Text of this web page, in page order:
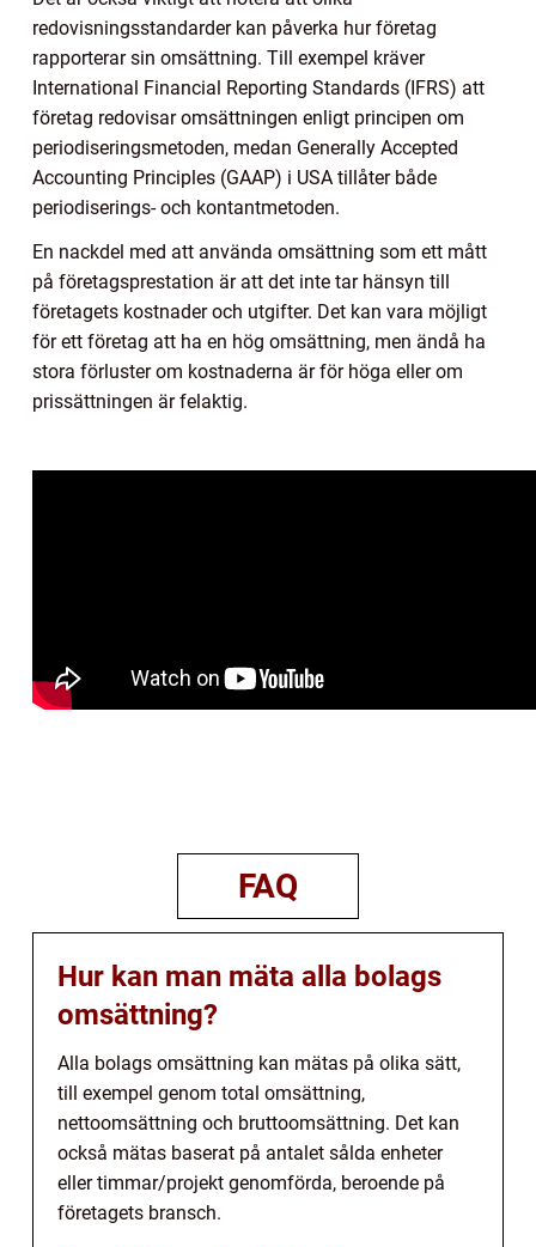
redovisningsstandarder kan påverka hur företag
rapporterar sin omsättning. Till exempel kräver
International Financial Reporting Standards (IFRS) att
företag redovisar omsättningen enligt principen om
periodiseringsmetoden, medan Generally Accepted
Accounting Principles (GAAP) i USA tillåter både
periodiserings- och kontantmetoden.
En nackdel med att använda omsättning som ett mått
på företagsprestation är att det inte tar hänsyn till
företagets kostnader och utgifter. Det kan vara möjligt
för ett företag att ha en hög omsättning, men ändå ha
stora förluster om kostnaderna är för höga eller om
prissättningen är felaktig.
FAQ
Hur kan man mäta alla bolags
omsättning?
Alla bolags omsättning kan mätas på olika sätt,
till exempel genom total omsättning,
nettoomsättning och bruttoomsättning. Det kan
också mätas baserat på antalet sålda enheter
eller timmar/projekt genomförda, beroende på
företagets bransch.